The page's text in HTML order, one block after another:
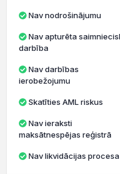
Nav nodrošinājumu
darbība
ierobežojumu
Skatīties AML riskus
maksātnespējas reģistrā
Nav likvidācijas procesa